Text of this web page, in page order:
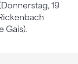
19
Gais).